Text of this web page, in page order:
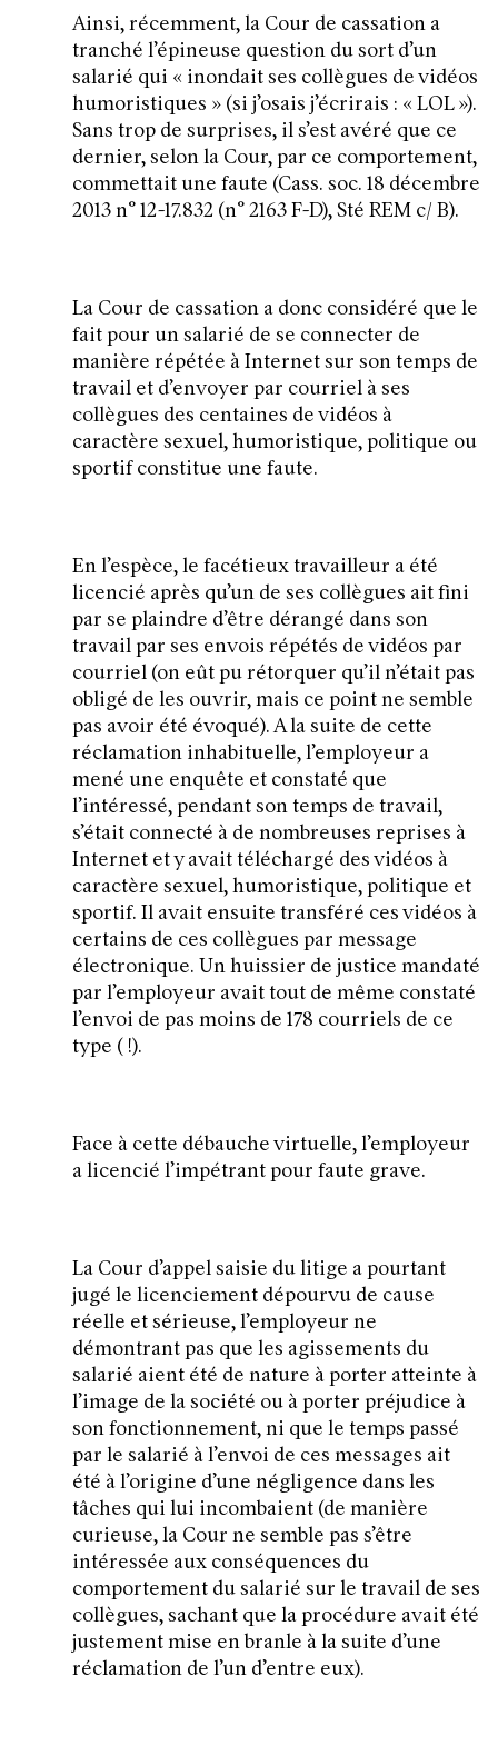
Ainsi, récemment, la Cour de cassation a
tranché l’épineuse question du sort d’un
salarié qui « inondait ses collègues de vidéos
humoristiques » (si j’osais j’écrirais : « LOL »).
Sans trop de surprises, il s’est avéré que ce
dernier, selon la Cour, par ce comportement,
commettait une faute (Cass. soc. 18 décembre
2013 n° 12-17.832 (n° 2163 F-D), Sté REM c/ B).
La Cour de cassation a donc considéré que le
fait pour un salarié de se connecter de
manière répétée à Internet sur son temps de
travail et d’envoyer par courriel à ses
collègues des centaines de vidéos à
caractère sexuel, humoristique, politique ou
sportif constitue une faute.
En l’espèce, le facétieux travailleur a été
licencié après qu’un de ses collègues ait fini
par se plaindre d’être dérangé dans son
travail par ses envois répétés de vidéos par
courriel (on eût pu rétorquer qu’il n’était pas
obligé de les ouvrir, mais ce point ne semble
pas avoir été évoqué). A la suite de cette
réclamation inhabituelle, l’employeur a
mené une enquête et constaté que
l’intéressé, pendant son temps de travail,
s’était connecté à de nombreuses reprises à
Internet et y avait téléchargé des vidéos à
caractère sexuel, humoristique, politique et
sportif. Il avait ensuite transféré ces vidéos à
certains de ces collègues par message
électronique. Un huissier de justice mandaté
par l’employeur avait tout de même constaté
l’envoi de pas moins de 178 courriels de ce
type ( !).
Face à cette débauche virtuelle, l’employeur
a licencié l’impétrant pour faute grave.
La Cour d’appel saisie du litige a pourtant
jugé le licenciement dépourvu de cause
réelle et sérieuse, l’employeur ne
démontrant pas que les agissements du
salarié aient été de nature à porter atteinte à
l’image de la société ou à porter préjudice à
son fonctionnement, ni que le temps passé
par le salarié à l’envoi de ces messages ait
été à l’origine d’une négligence dans les
tâches qui lui incombaient (de manière
curieuse, la Cour ne semble pas s’être
intéressée aux conséquences du
comportement du salarié sur le travail de ses
collègues, sachant que la procédure avait été
justement mise en branle à la suite d’une
réclamation de l’un d’entre eux).